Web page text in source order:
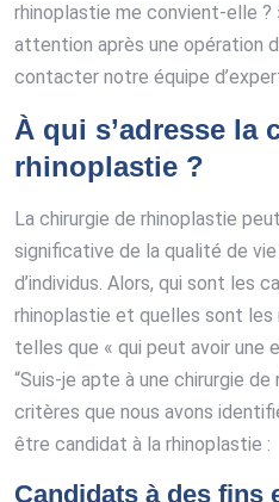
rhinoplastie me convient-elle ?
attention après une opération
contacter notre équipe
À qui s’adresse la
rhinoplastie ?
La chirurgie de rhinoplastie
significative de la qualité de vie
d’individus. Alors, qui sont les
rhinoplastie et quelles sont les
telles que « qui peut avoir une
“Suis-je apte à une chirurgie
critères que nous avons
être candidat à la rhinoplastie :
Candidats à des fins